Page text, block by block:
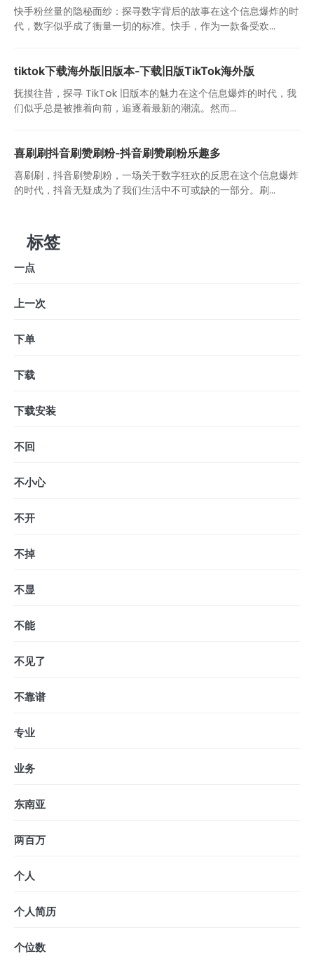
快手粉丝量的隐秘面纱：探寻数字背后的故事在这个信息爆炸的时
代，数字似乎成了衡量一切的标准。快手，作为一款备受欢...
tiktok下载海外版旧版本-下载旧版TikTok海外版
抚摸往昔，探寻 TikTok 旧版本的魅力在这个信息爆炸的时代，我
们似乎总是被推着向前，追逐着最新的潮流。然而...
喜刷刷抖音刷赞刷粉-抖音刷赞刷粉乐趣多
喜刷刷，抖音刷赞刷粉，一场关于数字狂欢的反思在这个信息爆炸
的时代，抖音无疑成为了我们生活中不可或缺的一部分。刷...
标签
一点
上一次
下单
下载
下载安装
不回
不小心
不开
不掉
不显
不能
不见了
不靠谱
专业
业务
东南亚
两百万
个人
个人简历
个位数